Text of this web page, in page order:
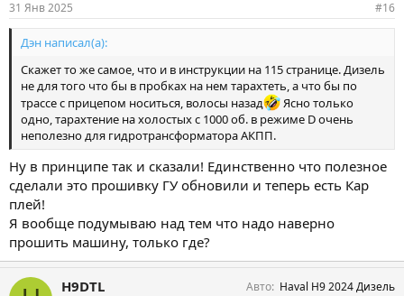
31 Янв 2025 #16
Дэн написал(а):
Скажет то же самое, что и в инструкции на 115 странице. Дизель
не для того что бы в пробках на нем тарахтеть, а что бы по
трассе с прицепом носиться, волосы назад
Ясно только
одно, тарахтение на холостых с 1000 об. в режиме D очень
неполезно для гидротрансформатора АКПП.
Ну в принципе так и сказали! Единственно что полезное
сделали это прошивку ГУ обновили и теперь есть Кар
плей!
Я вообще подумываю над тем что надо наверно
прошить машину, только где?
H9DTL Авто Haval H9 2024 Дизель